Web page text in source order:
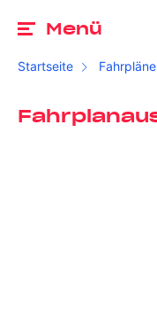
Menü
Startseite Fahrpläne